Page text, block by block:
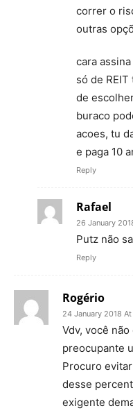
correr o
outras
cara assina
só de
de
buraco
acoes, tu
e paga 10
Reply
Rafael
26 January
Putz não
Reply
Rogério
24 January 2018
Vdv, você
preocupante
Procuro
desse
exigente